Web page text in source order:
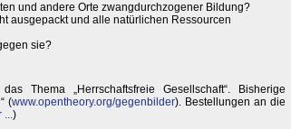
und andere Orte zwangdurchzogener Bildung?
ausgepackt und alle natürlichen Ressourcen
sie?
Thema „Herrschaftsfreie Gesellschaft“. Bisherige
(www.opentheory.org/gegenbilder). Bestellungen an die
...)